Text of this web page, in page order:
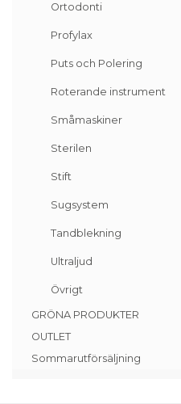
Ortodonti
Profylax
Puts och Polering
Roterande instrument
Småmaskiner
Sterilen
Stift
Sugsystem
Tandblekning
Ultraljud
Övrigt
GRÖNA PRODUKTER
OUTLET
Sommarutförsäljning